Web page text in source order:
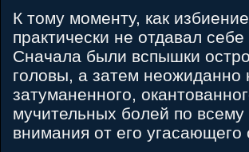
К тому моменту, как
практически не отдавал
Сначала были вспышки
головы, а затем неожиданно
затуманенного,
мучительных болей по
внимания от его угасающего